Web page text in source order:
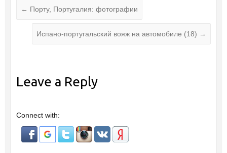
← Порту, Португалия: фотографии
Испано-португальский вояж на автомобиле (18) →
Leave a Reply
Connect with: